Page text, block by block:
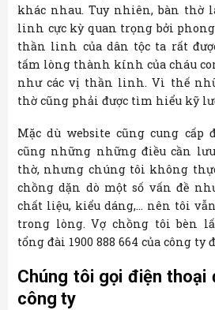
khác nhau. Tuy nhiên, bàn thờ
linh cực kỳ quan trọng bởi
thần linh của dân tộc ta rất
tấm lòng thành kính của cháu
như các vị thần linh. Vì thế
thờ cũng phải được tìm hiểu kỹ
Mặc dù website cũng cung cấp
cũng những những điều cần
thờ, nhưng chúng tôi không
chồng dặn dò một số vấn đề
chất liệu, kiểu dáng,… nên tôi
trong lòng. Vợ chồng tôi bèn
tổng đài 1900 888 664 của công
Chúng tôi gọi điện thoại
công ty